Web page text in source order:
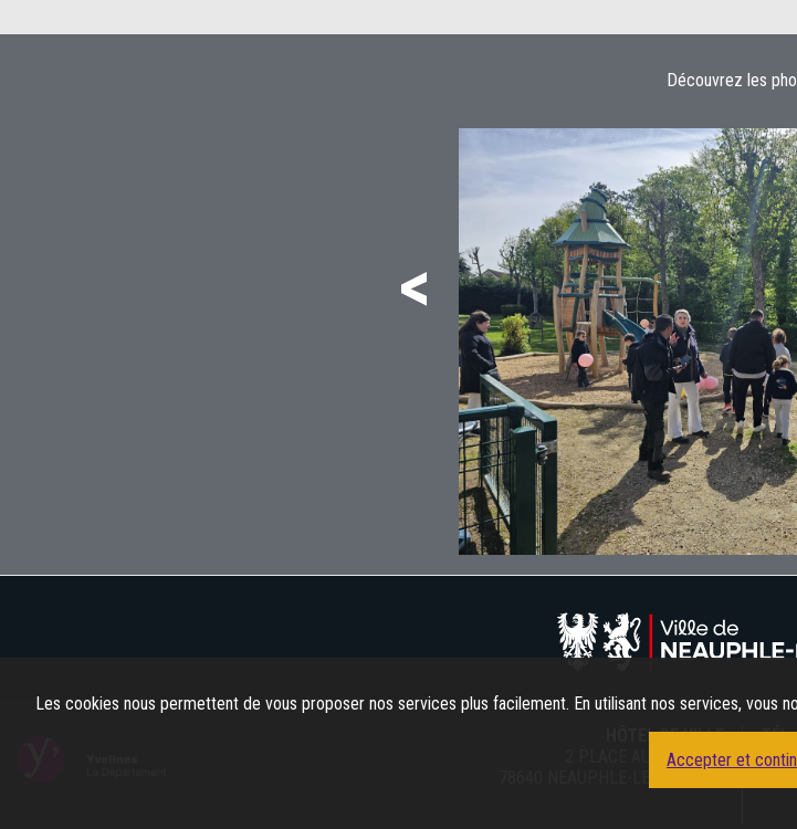
Les cookies nous permettent de vous proposer nos services plus facilement. En utilisant nos services, vous
Accepter et
Découvrez les
<
HÔTEL DE VILLE
2 PLACE AUX HERBES
TÉL.